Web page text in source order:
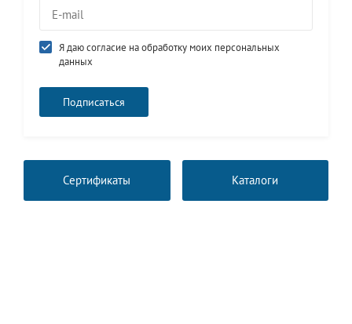
Я даю согласие на обработку моих персональных
данных
Сертификаты Каталоги